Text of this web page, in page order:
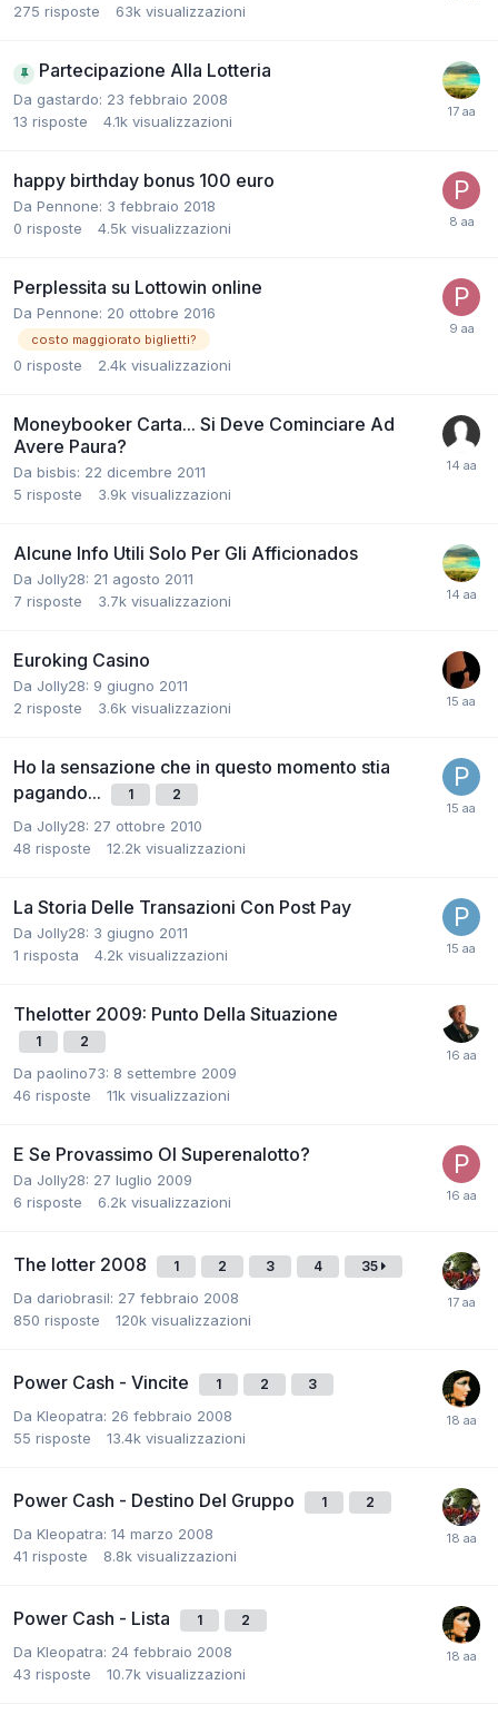
275 risposte 63k visualizzazioni
Partecipazione Alla Lotteria
Da gastardo: 23 febbraio 2008
13 risposte 4.1k visualizzazioni
happy birthday bonus 100 euro
Da Pennone: 3 febbraio 2018
0 risposte 4.5k visualizzazioni
Perplessita su Lottowin online
Da Pennone: 20 ottobre 2016
costo maggiorato biglietti?
0 risposte 2.4k visualizzazioni
Moneybooker Carta... Si Deve Cominciare Ad
Avere Paura?
Da bisbis: 22 dicembre 2011
5 risposte 3.9k visualizzazioni
Alcune Info Utili Solo Per Gli Afficionados
Da Jolly28: 21 agosto 2011
7 risposte 3.7k visualizzazioni
Euroking Casino
Da Jolly28: 9 giugno 2011
2 risposte 3.6k visualizzazioni
Ho la sensazione che in questo momento stia
pagando...
1 2
Da Jolly28: 27 ottobre 2010
48 risposte 12.2k visualizzazioni
La Storia Delle Transazioni Con Post Pay
Da Jolly28: 3 giugno 2011
1 risposta 4.2k visualizzazioni
Thelotter 2009: Punto Della Situazione
1 2
Da paolino73: 8 settembre 2009
46 risposte 11k visualizzazioni
E Se Provassimo Ol Superenalotto?
Da Jolly28: 27 luglio 2009
6 risposte 6.2k visualizzazioni
The lotter 2008 1 2 3 4 35
Da dariobrasil: 27 febbraio 2008
850 risposte 120k visualizzazioni
Power Cash - Vincite 1 2 3
Da Kleopatra: 26 febbraio 2008
55 risposte 13.4k visualizzazioni
Power Cash - Destino Del Gruppo 1 2
Da Kleopatra: 14 marzo 2008
41 risposte 8.8k visualizzazioni
Power Cash - Lista 1 2
Da Kleopatra: 24 febbraio 2008
43 risposte 10.7k visualizzazioni